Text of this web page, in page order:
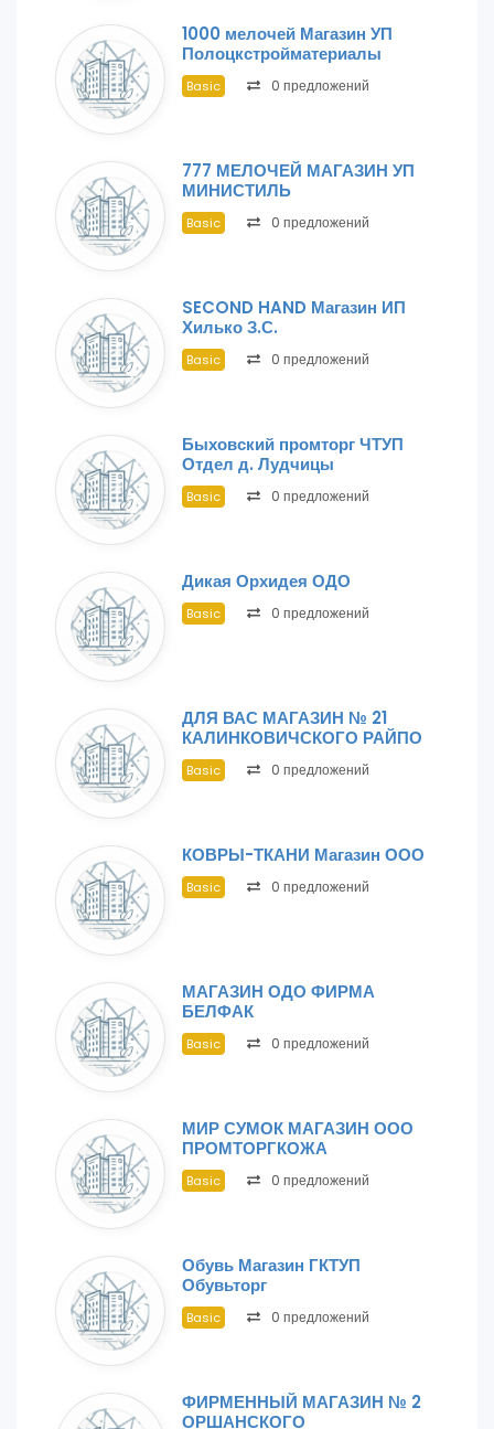
1000 мелочей Магазин УП
Полоцкстройматериалы
Basic 0 предложений
777 МЕЛОЧЕЙ МАГАЗИН УП
МИНИСТИЛЬ
Basic 0 предложений
SECOND HAND Магазин ИП
Хилько З.С.
Basic 0 предложений
Быховский промторг ЧТУП
Отдел д. Лудчицы
Basic 0 предложений
Дикая Орхидея ОДО
Basic 0 предложений
ДЛЯ ВАС МАГАЗИН № 21
КАЛИНКОВИЧСКОГО РАЙПО
Basic 0 предложений
КОВРЫ-ТКАНИ Магазин ООО
Basic 0 предложений
МАГАЗИН ОДО ФИРМА
БЕЛФАК
Basic 0 предложений
МИР СУМОК МАГАЗИН ООО
ПРОМТОРГКОЖА
Basic 0 предложений
Обувь Магазин ГКТУП
Обувьторг
Basic 0 предложений
ФИРМЕННЫЙ МАГАЗИН № 2
ОРШАНСКОГО